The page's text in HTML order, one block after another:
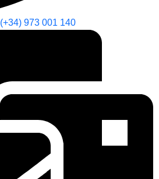
(+34) 973 001 140